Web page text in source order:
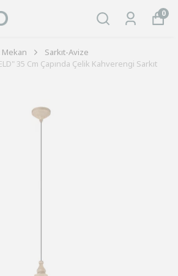
0
Mekan
Sarkıt-Avize
35 Cm Çapında Çelik Kahverengi Sarkıt